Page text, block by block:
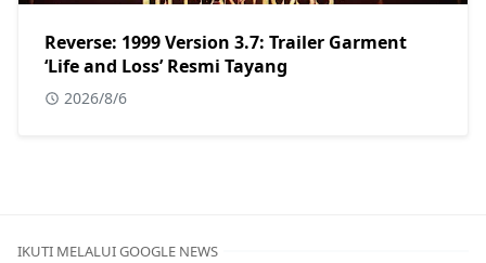
Reverse: 1999 Version 3.7: Trailer Garment
‘Life and Loss’ Resmi Tayang
2026/8/6
IKUTI MELALUI GOOGLE NEWS